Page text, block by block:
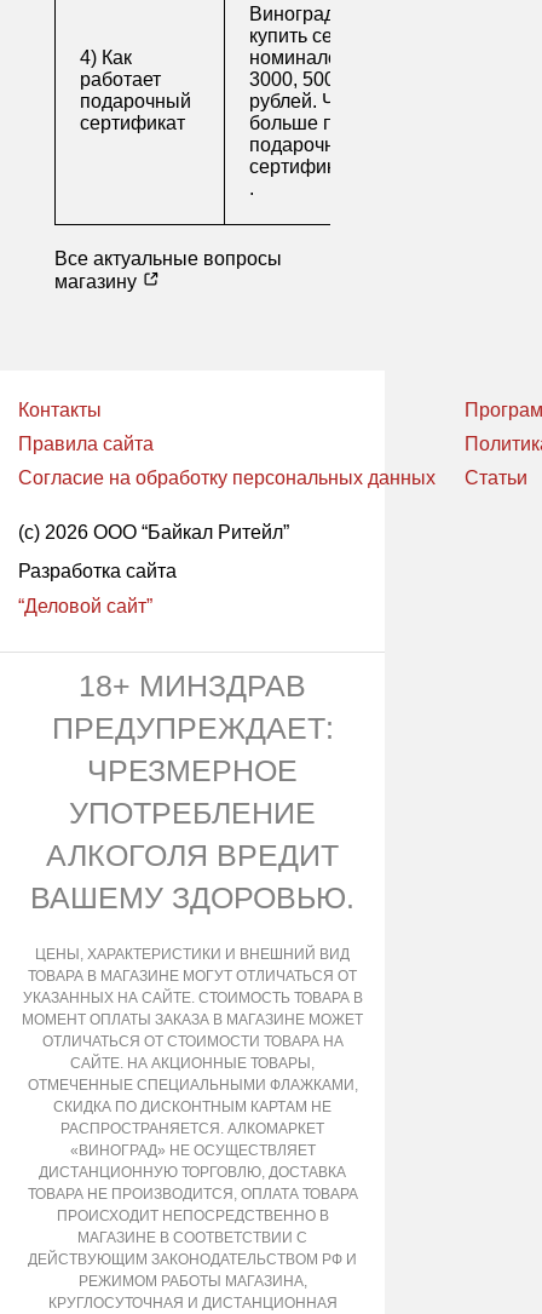
4) Как
работает
подарочный
сертификат
Виноград предлагает
купить сертификаты
номиналом 500, 1000,
3000, 5000 и 10000
рублей. Читайте
больше про
подарочные
сертификаты
.
Все актуальные вопросы
магазину
Контакты
Правила сайта
Согласие на обработку персональных данных
Статьи
(с) 2026 ООО “Байкал Ритейл”
Разработка сайта
“Деловой сайт”
18+ МИНЗДРАВ
ПРЕДУПРЕЖДАЕТ:
ЧРЕЗМЕРНОЕ
УПОТРЕБЛЕНИЕ
АЛКОГОЛЯ ВРЕДИТ
ВАШЕМУ ЗДОРОВЬЮ.
ЦЕНЫ, ХАРАКТЕРИСТИКИ И ВНЕШНИЙ ВИД
ТОВАРА В МАГАЗИНЕ МОГУТ ОТЛИЧАТЬСЯ ОТ
УКАЗАННЫХ НА САЙТЕ. СТОИМОСТЬ ТОВАРА В
МОМЕНТ ОПЛАТЫ ЗАКАЗА В МАГАЗИНЕ МОЖЕТ
ОТЛИЧАТЬСЯ ОТ СТОИМОСТИ ТОВАРА НА
САЙТЕ. НА АКЦИОННЫЕ ТОВАРЫ,
ОТМЕЧЕННЫЕ СПЕЦИАЛЬНЫМИ ФЛАЖКАМИ,
СКИДКА ПО ДИСКОНТНЫМ КАРТАМ НЕ
РАСПРОСТРАНЯЕТСЯ. АЛКОМАРКЕТ
«ВИНОГРАД» НЕ ОСУЩЕСТВЛЯЕТ
ДИСТАНЦИОННУЮ ТОРГОВЛЮ, ДОСТАВКА
ТОВАРА НЕ ПРОИЗВОДИТСЯ, ОПЛАТА ТОВАРА
ПРОИСХОДИТ НЕПОСРЕДСТВЕННО В
МАГАЗИНЕ В СООТВЕТСТВИИ С
ДЕЙСТВУЮЩИМ ЗАКОНОДАТЕЛЬСТВОМ РФ И
РЕЖИМОМ РАБОТЫ МАГАЗИНА,
КРУГЛОСУТОЧНАЯ И ДИСТАНЦИОННАЯ